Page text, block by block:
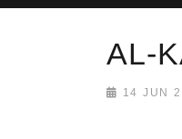
AL-
14 JUN